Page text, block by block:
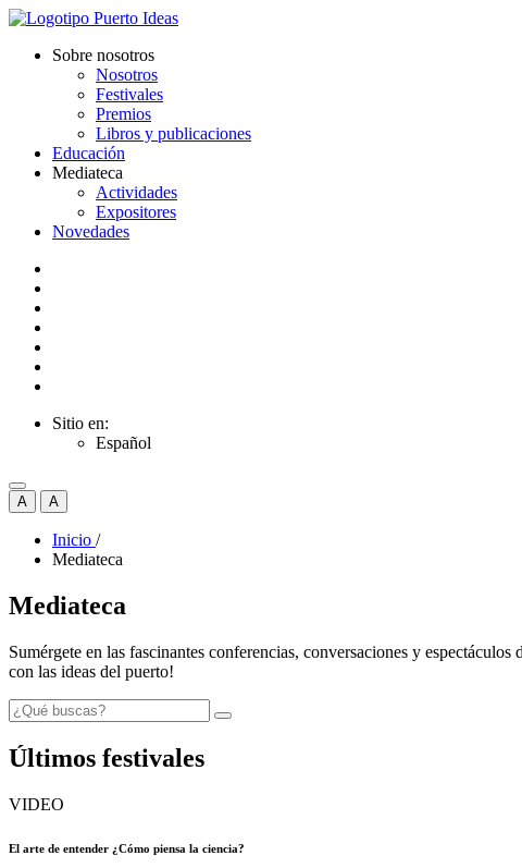
Sobre nosotros
Nosotros
Festivales
Premios
Libros y publicaciones
Educación
Mediateca
Actividades
Expositores
Novedades
Sitio en:
Español
A A
Inicio /
Mediateca
Mediateca
Sumérgete en las fascinantes conferencias, conversaciones y
con las ideas del puerto!
Últimos festivales
VIDEO
El arte de entender ¿Cómo piensa la ciencia?